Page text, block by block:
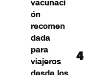
vacunaci
ón
recomen
dada
para
viajeros